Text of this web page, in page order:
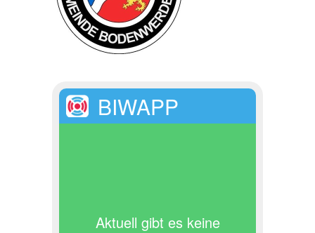
BIWAPP
Aktuell gibt es keine